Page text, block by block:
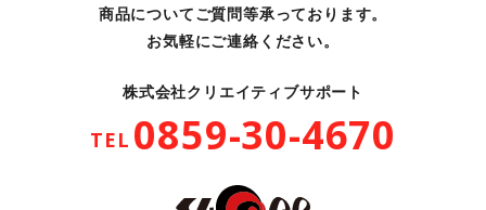
商品についてご質問等承っております。
お気軽にご連絡ください。
株式会社クリエイティブサポート
TEL 0859-30-4670